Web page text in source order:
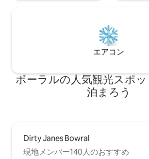
エアコン
ボーラルの人気観光スポ
泊まろう
Dirty Janes Bowral
現地メンバー140人のおすすめ